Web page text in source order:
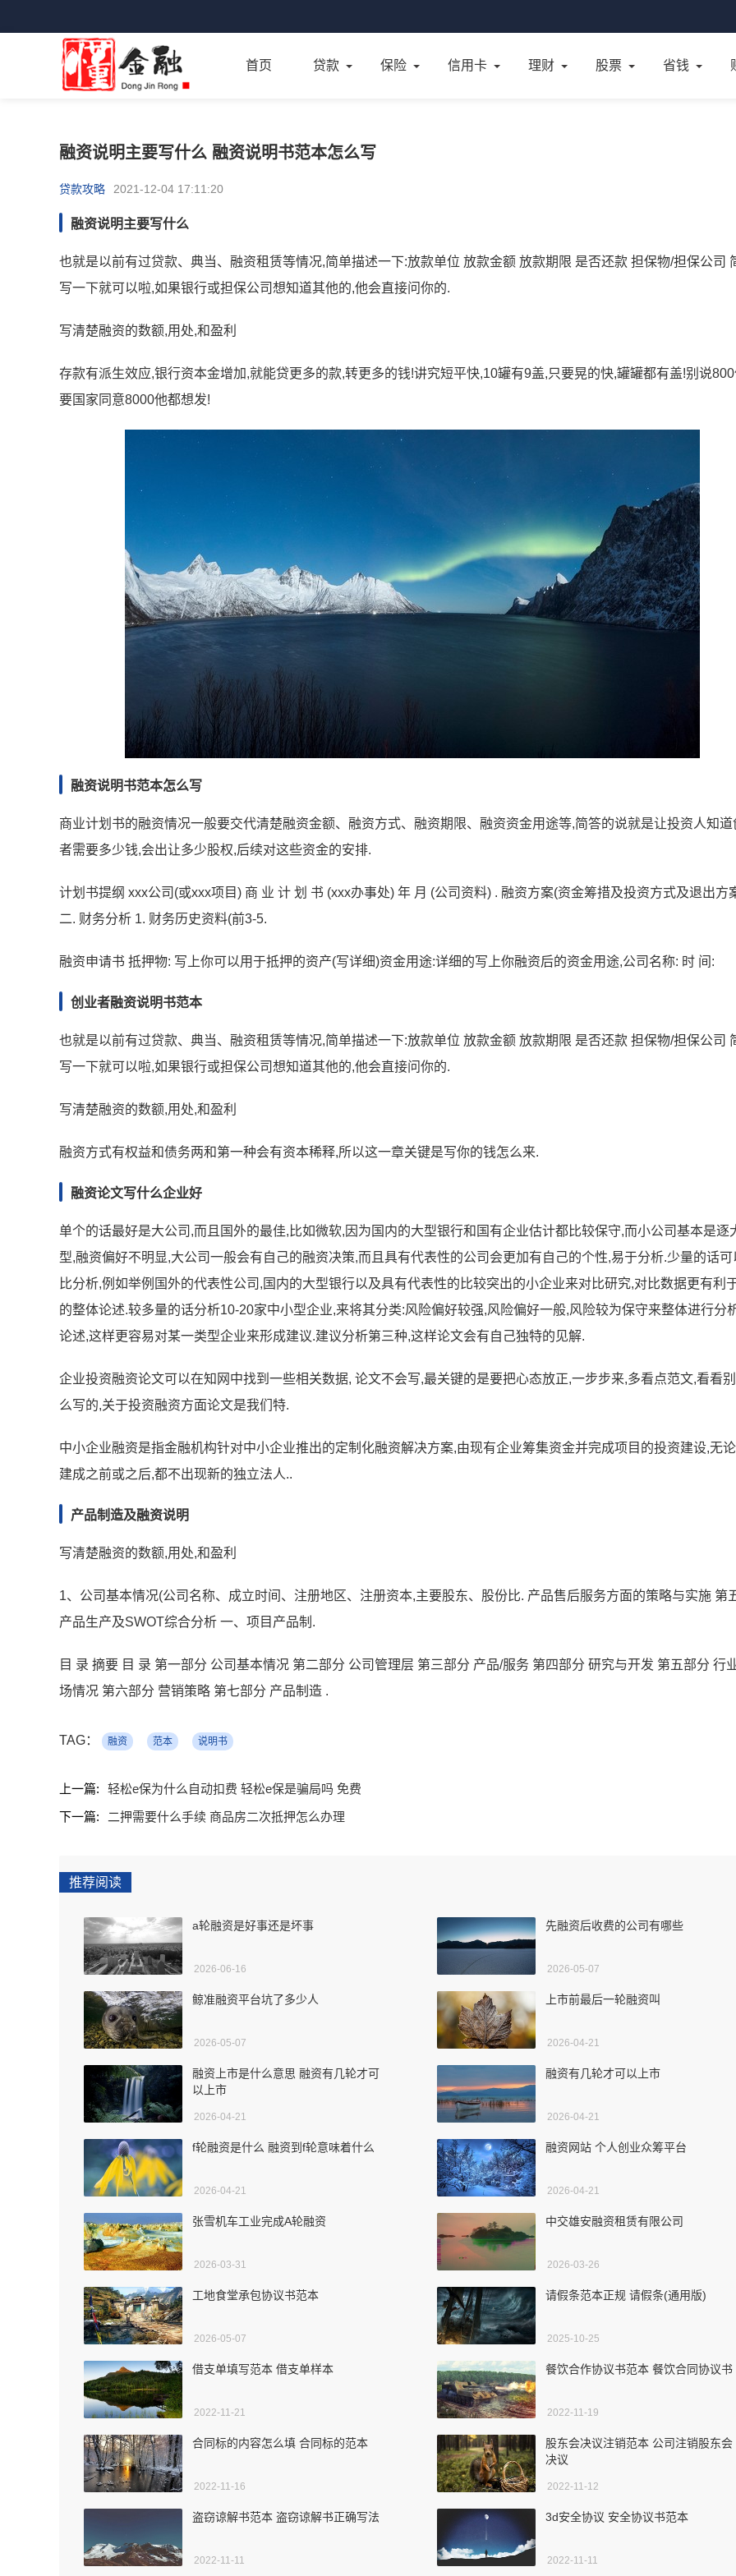
首页 贷款 保险 信用卡 理财 股票 省钱
融资说明主要写什么 融资说明书范本怎么写
贷款攻略 2021-12-04 17:11:20
融资说明主要写什么
也就是以前有过贷款、典当、融资租赁等情况,简单描述一下:放款单位 放款金额 放款期限 是否还款 担保物/担保公司
写一下就可以啦,如果银行或担保公司想知道其他的,他会直接问你的.
写清楚融资的数额,用处,和盈利
存款有派生效应,银行资本金增加,就能贷更多的款,转更多的钱!讲究短平快,10罐有9盖,只要晃的快,罐罐都有盖!别说800
要国家同意8000他都想发!
融资说明书范本怎么写
商业计划书的融资情况一般要交代清楚融资金额、融资方式、融资期限、融资资金用途等,简答的说就是让投资人知道
者需要多少钱,会出让多少股权,后续对这些资金的安排.
计划书提纲 xxx公司(或xxx项目) 商 业 计 划 书 (xxx办事处) 年 月 (公司资料) . 融资方案(资金筹措及投资方式及退出方
二. 财务分析 1. 财务历史资料(前3-5.
融资申请书 抵押物: 写上你可以用于抵押的资产(写详细)资金用途:详细的写上你融资后的资金用途,公司名称: 时 间:
创业者融资说明书范本
也就是以前有过贷款、典当、融资租赁等情况,简单描述一下:放款单位 放款金额 放款期限 是否还款 担保物/担保公司
写一下就可以啦,如果银行或担保公司想知道其他的,他会直接问你的.
写清楚融资的数额,用处,和盈利
融资方式有权益和债务两和第一种会有资本稀释,所以这一章关键是写你的钱怎么来.
融资论文写什么企业好
单个的话最好是大公司,而且国外的最佳,比如微软,因为国内的大型银行和国有企业估计都比较保守,而小公司基本是逐
型,融资偏好不明显,大公司一般会有自己的融资决策,而且具有代表性的公司会更加有自己的个性,易于分析.少量的话可
比分析,例如举例国外的代表性公司,国内的大型银行以及具有代表性的比较突出的小企业来对比研究,对比数据更有利
的整体论述.较多量的话分析10-20家中小型企业,来将其分类:风险偏好较强,风险偏好一般,风险较为保守来整体进行分
论述,这样更容易对某一类型企业来形成建议.建议分析第三种,这样论文会有自己独特的见解.
企业投资融资论文可以在知网中找到一些相关数据, 论文不会写,最关键的是要把心态放正,一步步来,多看点范文,看看
么写的,关于投资融资方面论文是我们特.
中小企业融资是指金融机构针对中小企业推出的定制化融资解决方案,由现有企业筹集资金并完成项目的投资建设,无
建成之前或之后,都不出现新的独立法人..
产品制造及融资说明
写清楚融资的数额,用处,和盈利
1、公司基本情况(公司名称、成立时间、注册地区、注册资本,主要股东、股份比. 产品售后服务方面的策略与实施 第
产品生产及SWOT综合分析 一、项目产品制.
目 录 摘要 目 录 第一部分 公司基本情况 第二部分 公司管理层 第三部分 产品/服务 第四部分 研究与开发 第五部分 行
场情况 第六部分 营销策略 第七部分 产品制造 .
TAG： 融资 范本 说明书
上一篇:
轻松e保为什么自动扣费 轻松e保是骗局吗 免费
下一篇:
二押需要什么手续 商品房二次抵押怎么办理
推荐阅读
a轮融资是好事还是坏事
2026-06-16
先融资后收费的公司有哪些
2026-05-07
鲸准融资平台坑了多少人
2026-05-07
上市前最后一轮融资叫
2026-04-21
融资上市是什么意思 融资有几轮才可
以上市
2026-04-21
融资有几轮才可以上市
2026-04-21
f轮融资是什么 融资到f轮意味着什么
2026-04-21
融资网站 个人创业众筹平台
2026-04-21
张雪机车工业完成A轮融资
2026-03-31
中交雄安融资租赁有限公司
2026-03-26
工地食堂承包协议书范本
2026-05-07
请假条范本正规 请假条(通用版)
2025-10-25
借支单填写范本 借支单样本
2022-11-21
餐饮合作协议书范本 餐饮合同协议书
2022-11-19
合同标的内容怎么填 合同标的范本
2022-11-16
股东会决议注销范本 公司注销股东会
决议
2022-11-12
盗窃谅解书范本 盗窃谅解书正确写法
2022-11-11
3d安全协议 安全协议书范本
2022-11-11